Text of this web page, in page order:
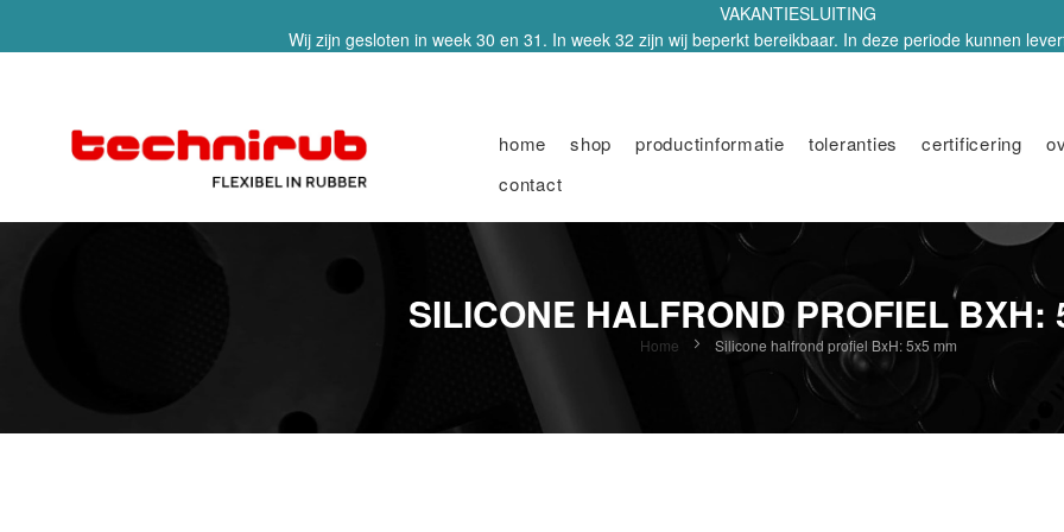
VAKANTIESLUITING
Wij zijn gesloten in week 30 en 31. In week 32 zijn wij beperkt bereikbaar. In deze periode kunnen
home shop productinformatie toleranties certificering
contact
SILICONE HALFROND PROFIEL BXH:
Home Silicone halfrond profiel BxH: 5x5 mm